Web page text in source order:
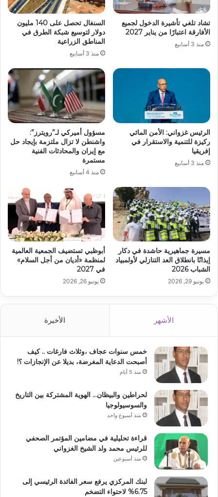
تشاد تلغي تأشيرة الدخول لجميع
الأفارقة اعتبارًا من يناير 2027
منذ 3 أسابيع
السنغال تحصل على 140 مليون
دولار لتوسيع شبكة الطرق في
المناطق الزراعية
منذ 3 أسابيع
الرئيس غزواني: الأمن المائي
ركيزة للتنمية والاستقرار في
إفريقيا
منذ 3 أسابيع
مسؤول أميركي لـ”رويترز”:
واشنطن لا تزال ملتزمة بإيجاد حل
مع إيران والمحادثات الفنية
مستمرة
منذ 4 أسابيع
مسيرة جماهيرية حاشدة في دكار
إيذانًا بانطلاق العد التنازلي لأولمبياد
الشباب 2026
يونيو 29, 2026
أبوظبي تستضيف الجمعية العالمية
لمنظمة «أديان من أجل السلام»
في 2027
يونيو 26, 2026
الأشهر الأخيرة
خمس سنوات عجاف ،وثلاث فارغات .. كيف
أصبحت الدعاية المغرضة، بديلا عن الإنجازات ؟!
منذ 5 أيام
لحراطين والبيظان… الهوية المشتركة بين التاريخ
والسوسيولوجيا
منذ أسبوع واحد
قراءة تحليلية في مضامين المؤتمر الصحفي
للرئيس محمد ولد الشيخ الغزواني
منذ أسبوعين
لبنك المركزي يرفع سعر الفائدة الرئيسي إلى
6.75% لاحتواء التضخم